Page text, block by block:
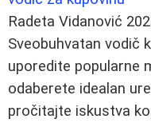
Radeta Vidanović
Sveobuhvatan vodič
uporedite popularne
odaberete idealan
pročitajte iskustva